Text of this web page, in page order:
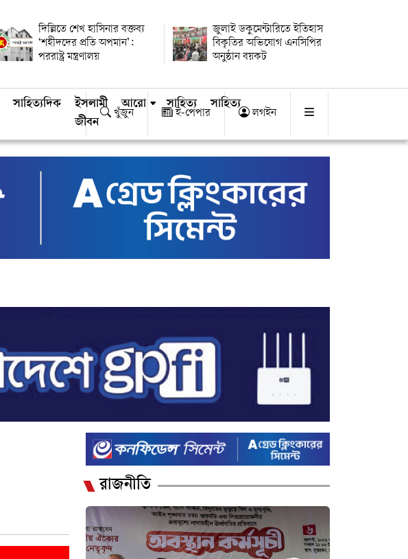
দিল্লিতে শেখ হাসিনার বক্তব্য
‘শহীদদের প্রতি অপমান’:
পররাষ্ট্র মন্ত্রণালয়
জুলাই ডকুমেন্টারিতে ইতিহাস
বিকৃতির অভিযোগ এনসিপির
অনুষ্ঠান বয়কট
সাহিত্যদিক
ইসলামী
জীবন
আরো সাহিত্য সাহিত্য
খুঁজুন ই-পেপার লগইন
রাজনীতি